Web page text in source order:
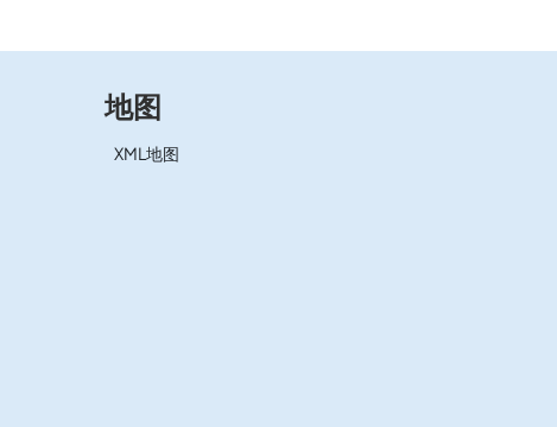
地图
XML地图